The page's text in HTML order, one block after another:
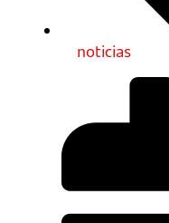
noticias